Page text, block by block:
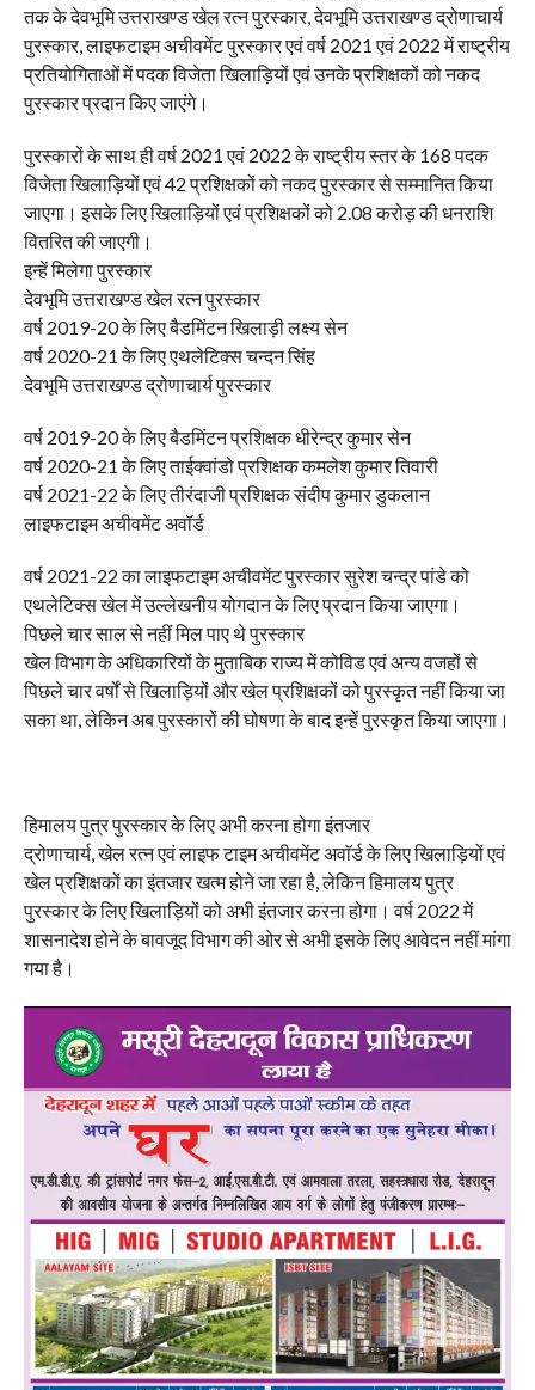
तक के देवभूमि उत्तराखण्ड खेल रत्न पुरस्कार, देवभूमि उत्तराखण्ड द्रोणाचार्य
पुरस्कार, लाइफटाइम अचीवमेंट पुरस्कार एवं वर्ष 2021 एवं 2022 में राष्ट्रीय
प्रतियोगिताओं में पदक विजेता खिलाड़ियों एवं उनके प्रशिक्षकों को नकद
पुरस्कार प्रदान किए जाएंगे।
पुरस्कारों के साथ ही वर्ष 2021 एवं 2022 के राष्ट्रीय स्तर के 168 पदक
विजेता खिलाड़ियों एवं 42 प्रशिक्षकों को नकद पुरस्कार से सम्मानित किया
जाएगा। इसके लिए खिलाड़ियों एवं प्रशिक्षकों को 2.08 करोड़ की धनराशि
वितरित की जाएगी।
इन्हें मिलेगा पुरस्कार
देवभूमि उत्तराखण्ड खेल रत्न पुरस्कार
वर्ष 2019-20 के लिए बैडमिंटन खिलाड़ी लक्ष्य सेन
वर्ष 2020-21 के लिए एथलेटिक्स चन्दन सिंह
देवभूमि उत्तराखण्ड द्रोणाचार्य पुरस्कार
वर्ष 2019-20 के लिए बैडमिंटन प्रशिक्षक धीरेन्द्र कुमार सेन
वर्ष 2020-21 के लिए ताईक्वांडो प्रशिक्षक कमलेश कुमार तिवारी
वर्ष 2021-22 के लिए तीरंदाजी प्रशिक्षक संदीप कुमार डुकलान
लाइफटाइम अचीवमेंट अवॉर्ड
वर्ष 2021-22 का लाइफटाइम अचीवमेंट पुरस्कार सुरेश चन्द्र पांडे को
एथलेटिक्स खेल में उल्लेखनीय योगदान के लिए प्रदान किया जाएगा।
पिछले चार साल से नहीं मिल पाए थे पुरस्कार
खेल विभाग के अधिकारियों के मुताबिक राज्य में कोविड एवं अन्य वजहों से
पिछले चार वर्षों से खिलाड़ियों और खेल प्रशिक्षकों को पुरस्कृत नहीं किया जा
सका था, लेकिन अब पुरस्कारों की घोषणा के बाद इन्हें पुरस्कृत किया जाएगा।
हिमालय पुत्र पुरस्कार के लिए अभी करना होगा इंतजार
द्रोणाचार्य, खेल रत्न एवं लाइफ टाइम अचीवमेंट अवाॅर्ड के लिए खिलाड़ियों एवं
खेल प्रशिक्षकों का इंतजार खत्म होने जा रहा है, लेकिन हिमालय पुत्र
पुरस्कार के लिए खिलाड़ियों को अभी इंतजार करना होगा। वर्ष 2022 में
शासनादेश होने के बावजूद विभाग की ओर से अभी इसके लिए आवेदन नहीं मांगा
गया है।